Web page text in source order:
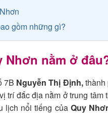
gồm những gì?
Nhơn nằm ở
7B Nguyễn Thị Định,thành
tríđắc địa nằm ở trung tâm
lịch nổi tiếng của Quy